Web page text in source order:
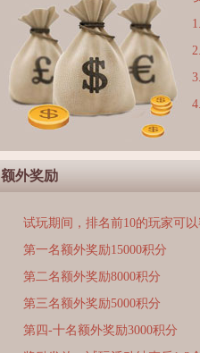
额外奖励
试玩期间，排名前10的玩家可
第一名额外奖励15000积分
第二名额外奖励8000积分
第三名额外奖励5000积分
第四-十名额外奖励3000积分